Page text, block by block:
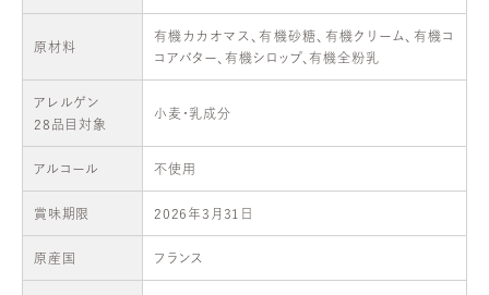
原材料
有機カカオマス、有機砂糖、有機クリーム、有機コ
コアバター、有機シロップ、有機全粉乳
アレルゲン
28品目対象
小麦・乳成分
アルコール 不使用
賞味期限 2026年3月31日
原産国 フランス